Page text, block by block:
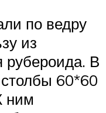
по ведру
из
рубероида. В
столбы 60*60
ним